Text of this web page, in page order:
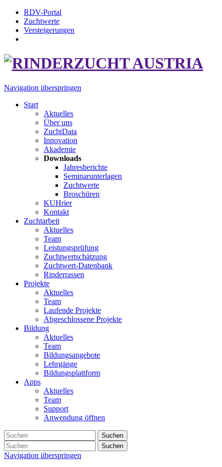
RDV-Portal
Zuchtwerte
Versteigerungen
Navigation überspringen
Start
Aktuelles
Über uns
ZuchtData
Innovation
Akademie
Downloads
Jahresberichte
Seminarunterlagen
Zuchtwerte
Broschüren
KUHrier
Kontakt
Zuchtarbeit
Aktuelles
Team
Leistungsprüfung
Zuchtwertschätzung
Zuchtwert-Datenbank
Rinderrassen
Projekte
Aktuelles
Team
Laufende Projekte
Abgeschlossene Projekte
Bildung
Aktuelles
Team
Bildungsangebote
Lehrgänge
Bildungsplattform
Apps
Aktuelles
Team
Support
Anwendung öffnen
Suchen
Suchen
Navigation überspringen